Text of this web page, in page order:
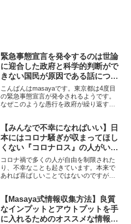
緊急事態宣言を発令するのは世論
に迎合した政府と科学的判断がで
きない国民が原因である話につい
て
こんばんはmasayaです。東京都は4度目
の緊急事態宣言が発令されるようです。
なぜこのような愚行を政府が繰り返すの
ね。今回は、緊急事態宣言を発令するの
は世論に迎合した政府...
【みんなで不幸になればいい】日
本にはコロナ騒ぎが収まってほし
くない『コロナロス』の人がいる
話について
コロナ禍で多くの人が自由を制限された
り、不幸なことも起きています。本来で
あれば喜ばしいことではないのですが、
コロナ騒ぎが収まってほしくない『コロ
ナロス』の人がいる話についてご紹介し
ます。
【Masaya式情報収集方法】良質
なインプットとアウトプットを手
に入れるためのオススメな情報収